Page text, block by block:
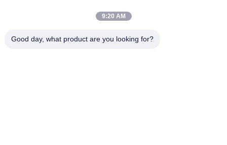
9:20 AM
Good day, what product are you looking for?